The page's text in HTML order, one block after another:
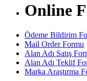
Online
Ödeme Bildirim
Mail Order Formu
Alan Adı Satış
Alan Adı Teklif
Marka Araştırma